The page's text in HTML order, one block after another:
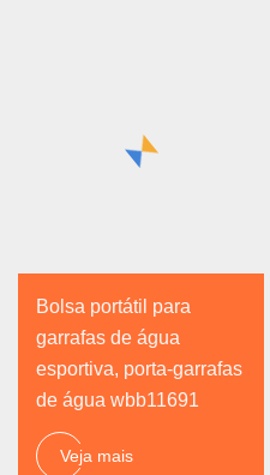
Bolsa portátil para
garrafas de água
esportiva, porta-garrafas
de água wbb11691
Veja mais